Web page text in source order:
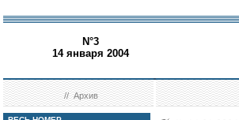
N°3
14 января 2004
//Архив